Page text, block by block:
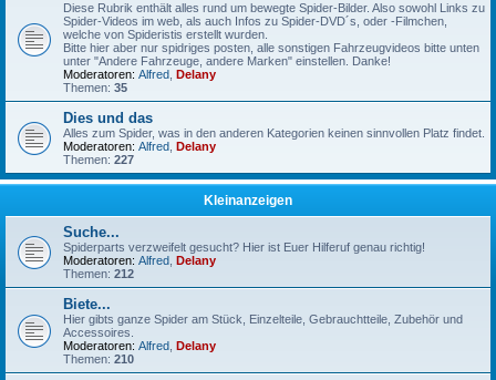
Diese Rubrik enthält alles rund um bewegte Spider-Bilder. Also sowohl Links zu
Spider-Videos im web, als auch Infos zu Spider-DVD´s, oder -Filmchen,
welche von Spideristis erstellt wurden.
Bitte hier aber nur spidriges posten, alle sonstigen Fahrzeugvideos bitte unten
unter "Andere Fahrzeuge, andere Marken" einstellen. Danke!
Moderatoren: Alfred Delany
Themen: 35
Dies und das
Alles zum Spider, was in den anderen Kategorien keinen sinnvollen Platz findet.
Moderatoren: Alfred Delany
Themen: 227
Kleinanzeigen
Suche...
Spiderparts verzweifelt gesucht? Hier ist Euer Hilferuf genau richtig!
Moderatoren: Alfred Delany
Themen: 212
Biete...
Hier gibts ganze Spider am Stück, Einzelteile, Gebrauchtteile, Zubehör und
Accessoires.
Moderatoren: Alfred Delany
Themen: 210